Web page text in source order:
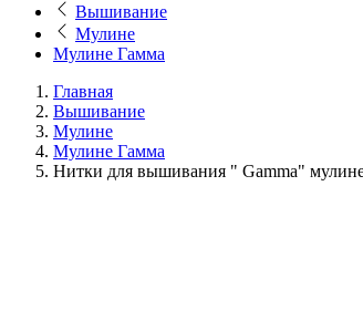
Вышивание
Мулине
Мулине Гамма
Главная
Вышивание
Мулине
Мулине Гамма
Нитки для вышивания " Gamma"